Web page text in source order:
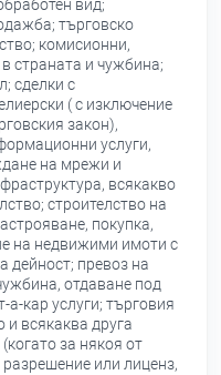
вид;
търговско
комисионни,
страната и чужбина;
сделки с
( с изключение
закон),
услуги,
на мрежи и
всякакво
строителство на
покупка,
на недвижими имоти с
дейност; превоз на
отдаване под
а-кар услуги; търговия
и всякаква друга
за някоя от
разрешение или лиценз,